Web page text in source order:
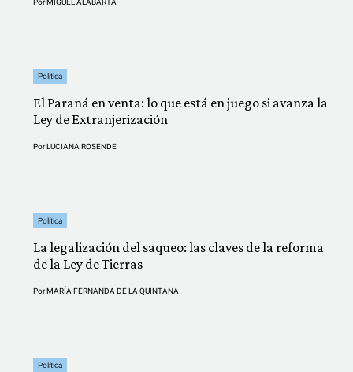
PorMIGUEL ALABARTA
Política
El Paraná en venta: lo que está en juego si avanza la
Ley de Extranjerización
PorLUCIANA ROSENDE
Política
La legalización del saqueo: las claves de la reforma
de la Ley de Tierras
PorMARÍA FERNANDA DE LA QUINTANA
Política